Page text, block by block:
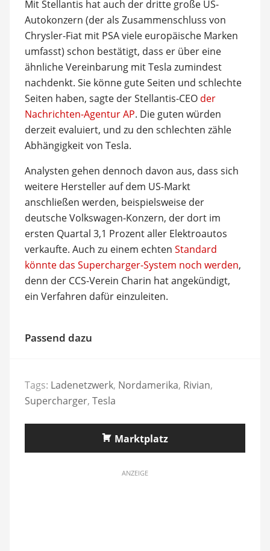
Mit Stellantis hat auch der dritte große US-
Autokonzern (der als Zusammenschluss von
Chrysler-Fiat mit PSA viele europäische Marken
umfasst) schon bestätigt, dass er über eine
ähnliche Vereinbarung mit Tesla zumindest
nachdenkt. Sie könne gute Seiten und schlechte
Seiten haben, sagte der Stellantis-CEO der
Nachrichten-Agentur AP. Die guten würden
derzeit evaluiert, und zu den schlechten zähle
Abhängigkeit von Tesla.
Analysten gehen dennoch davon aus, dass sich
weitere Hersteller auf dem US-Markt
anschließen werden, beispielsweise der
deutsche Volkswagen-Konzern, der dort im
ersten Quartal 3,1 Prozent aller Elektroautos
verkaufte. Auch zu einem echten Standard
könnte das Supercharger-System noch werden,
denn der CCS-Verein Charin hat angekündigt,
ein Verfahren dafür einzuleiten.
Passend dazu
Tags: Ladenetzwerk, Nordamerika, Rivian,
Supercharger, Tesla
Marktplatz
ANZEIGE